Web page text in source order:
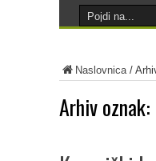
Naslovnica/
Arhiv oznak: